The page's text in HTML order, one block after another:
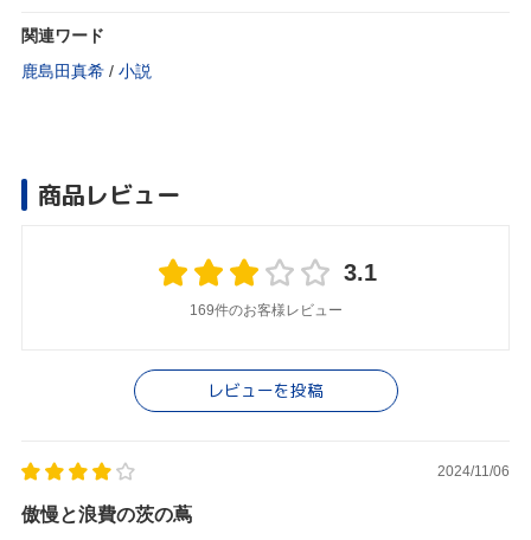
関連ワード
鹿島田真希 / 小説
商品レビュー
3.1
169件のお客様レビュー
レビューを投稿
2024/11/06
傲慢と浪費の茨の蔦